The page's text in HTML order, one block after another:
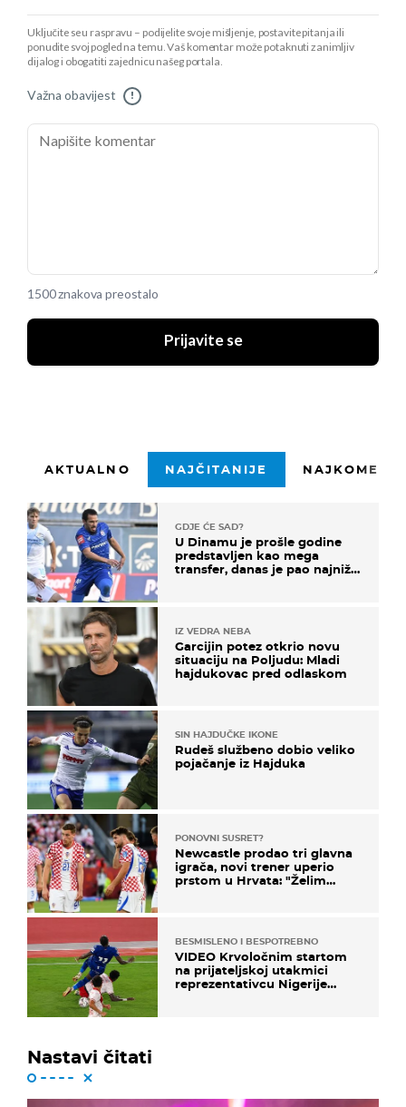
Uključite se u raspravu – podijelite svoje mišljenje, postavite pitanja ili
ponudite svoj pogled na temu. Vaš komentar može potaknuti zanimljiv
dijalog i obogatiti zajednicu našeg portala.
Važna obavijest !
1500 znakova preostalo
Prijavite se
AKTUALNO NAJČITANIJE
GDJE ĆE SAD?
U Dinamu je prošle godine
predstavljen kao mega
transfer, danas je pao najniže
IZ VEDRA NEBA
Garcijin potez otkrio novu
situaciju na Poljudu: Mladi
hajdukovac pred odlaskom
SIN HAJDUČKE IKONE
Rudeš službeno dobio veliko
pojačanje iz Hajduka
PONOVNI SUSRET?
Newcastle prodao tri glavna
igrača, novi trener uperio
prstom u Hrvata: "Želim
BESMISLENO I BESPOTREBNO
VIDEO Krvoločnim startom
na prijateljskoj utakmici
reprezentativcu Nigerije
Nastavi čitati